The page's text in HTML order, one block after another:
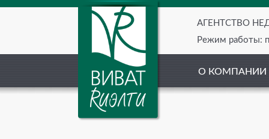
АГЕНТСТВО
Режим работы:
О КОМПАНИИ